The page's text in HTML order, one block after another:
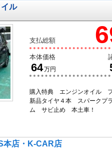
ル
支払総額
本体価格
64万円
購入特典 エンジンオイル
新品タイヤ４本 スパーク
ム サビ止め 本土車！
本店・K-CAR店